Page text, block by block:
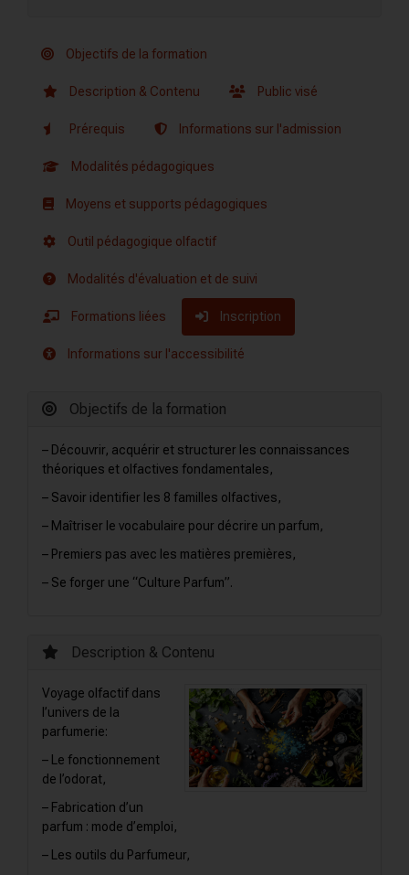
Objectifs de la formation
Description & Contenu Public visé
Prérequis Informations sur l'admission
Modalités pédagogiques
Moyens et supports pédagogiques
Outil pédagogique olfactif
Modalités d'évaluation et de suivi
Formations liées Inscription
Informations sur l'accessibilité
Objectifs de la formation
– Découvrir, acquérir et structurer les connaissances
théoriques et olfactives fondamentales,
– Savoir identifier les 8 familles olfactives,
– Maîtriser le vocabulaire pour décrire un parfum,
– Premiers pas avec les matières premières,
– Se forger une “Culture Parfum”.
Description & Contenu
Voyage olfactif dans
l’univers de la
parfumerie:
– Le fonctionnement
de l’odorat,
– Fabrication d’un
parfum : mode d’emploi,
– Les outils du Parfumeur,